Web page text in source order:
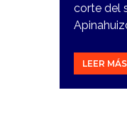
corte del
LEER MÁS
22